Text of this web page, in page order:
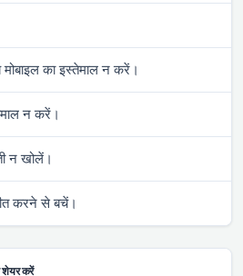
का इस्तेमाल न करें।
न करें।
न खोलें।
करने से बचें।
शेयर करें